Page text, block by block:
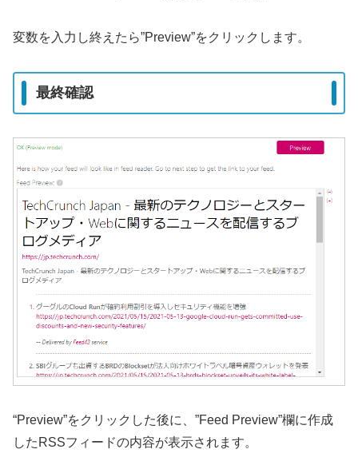
変数を入力し終えたら”Preview”をクリックします。
最終確認
“Preview”をクリックした後に、”Feed Preview”欄に作成
したRSSフィードの内容が表示されます。